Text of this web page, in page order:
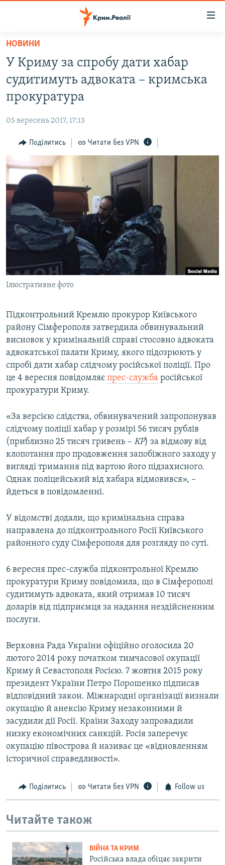
Перейти
основного
матеріалу
Перейти
до
основної
навігації
Перейти
до
пошуку
ВОДА.КРИМ
ВІДЕО ТА ФОТО
БЛОГИ
ПОГЛЯД
ІНТЕРВ'Ю
ВСЕ ЗА ДЕНЬ
СПЕЦПРОЕКТИ
ДЕПОРТАЦІЯ
ВІДЕОУРОКИ «ELIFBE»
СВІДЧЕННЯ ОКУПАЦІЇ
УКРАЇНСЬКА ПРОБЛЕМА КРИМУ
ІНФОГРАФІКА
ЯК ОБІЙТИ БЛОКУВАННЯ
Русский
Qırımtatar
ДОЛУЧАЙСЯ!
Усі сайти RFE/RL
НОВИНИ
У Криму за спробу дати хабар
судитимуть адвоката – кримська
прокуратура
05 вересень 2017, 17:13
Поділитись Читати без VPN
Ілюстративне фото
Підконтрольний Кремлю прокурор Київського
району Сімферополя затвердила обвинувальний
висновок у кримінальній справі стосовно адвоката
адвокатської палати Криму, якого підозрюють у
спробі дати хабар слідчому російської поліції. Про
це 4 вересня повідомляє прес-служба російської
прокуратури Криму.
«За версією слідства, обвинувачений запропонував
слідчому поліції хабар у розмірі 56 тисяч рублів
(приблизно 25 тисяч гривень – КР) за відмову від
клопотання про продовження запобіжного заходу у
вигляді тримання під вартою його підзахисного.
Однак поліцейський від хабара відмовився», –
йдеться в повідомленні.
У відомстві додали, що кримінальна справа
направлена до підконтрольного Росії Київського
районного суду Сімферополя для розгляду по суті.
6 вересня прес-служба підконтрольної Кремлю
прокуратури Криму повідомила, що в Сімферополі
судитимуть адвоката, який отримав 10 тисяч
доларів від підприємця за надання нездійсненним
послуги.
Верховна Рада України офіційно оголосила 20
лютого 2014 року початком тимчасової окупації
Криму й Севастополя Росією. 7 жовтня 2015 року
президент України Петро Порошенко підписав
відповідний закон. Міжнародні організації визнали
окупацію й анексію Криму незаконними й
засудили дії Росії. Країни Заходу запровадили
низку економічних санкцій. Росія заперечує
окупацію півострова й називає це «відновленням
історичної справедливості».
Поділитись Читати без VPN Follow us
Читайте також
ВІЙНА ТА КРИМ
Російська влада обіцяє закрити